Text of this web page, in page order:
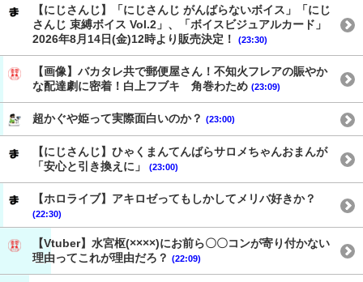
【にじさんじ】「にじさんじ がんばらないボイス」「にじ
さんじ 束縛ボイス Vol.2」、「ボイスビジュアルカード」
2026年8月14日(金)12時より販売決定！
(23:30)
【画像】バカタレ共で郵便屋さん！不知火フレアの賑やか
な配達劇に密着！白上フブキ 角巻わため (23:09)
超かぐや姫って実際面白いのか？ (23:00)
【にじさんじ】ひゃくまんてんばらサロメちゃんおまんが
「安心と引き換えに」
(23:00)
【ホロライブ】アキロゼってもしかしてメリバ好きか？
(22:30)
【Vtuber】水宮枢(××××)にお前ら〇〇コンが寄り付かない
理由ってこれが理由だろ？ (22:09)